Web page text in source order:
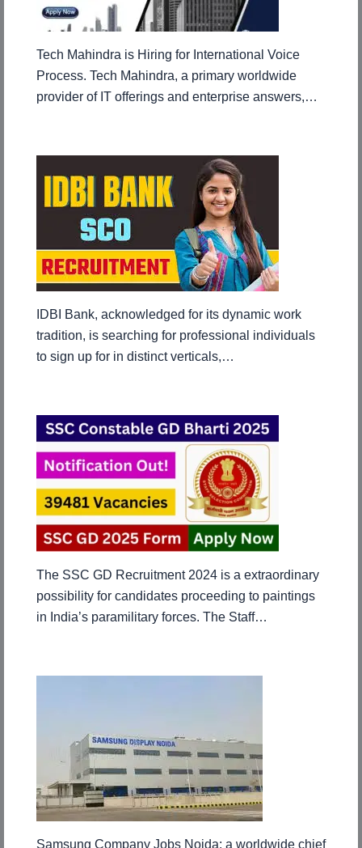
Tech Mahindra is Hiring for International Voice
Process. Tech Mahindra, a primary worldwide
provider of IT offerings and enterprise answers,…
IDBI Bank, acknowledged for its dynamic work
tradition, is searching for professional individuals
to sign up for in distinct verticals,…
The SSC GD Recruitment 2024 is a extraordinary
possibility for candidates proceeding to paintings
in India’s paramilitary forces. The Staff…
Samsung Company Jobs Noida: a worldwide chief